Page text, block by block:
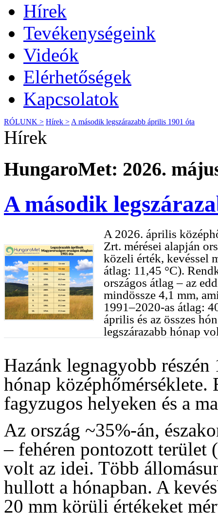
Hírek
Tevékenységeink
Videók
Elérhetőségek
Kapcsolatok
RÓLUNK > Hírek > A második legszárazabb április 1901 óta
Hírek
HungaroMet: 2026.
A második
A 2026. április
Zrt. mérései alapján
közeli érték, kevéssel
átlag: 11,45 °C).
országos átlag – az
mindössze 4,1 mm,
1991–2020-as átlag:
április és az összes
legszárazabb hónap
Hazánk legnagyobb
hónap középhőmérséklete.
fagyzugos helyeken és a
Az ország ~35%-án,
– fehéren pontozott terület (
volt az idei. Több
hullott a hónapban. A
20 mm körüli értékeket